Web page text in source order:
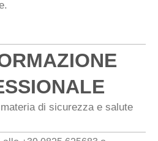
di sicurezza e salute